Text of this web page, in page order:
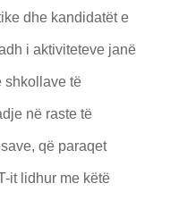
dhe kandidatët e
i aktiviteteve janë
shkollave të
në raste të
që paraqet
it lidhur me këtë